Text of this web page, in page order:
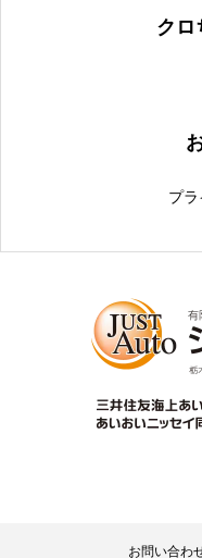
クロ
プ
お問い合わ